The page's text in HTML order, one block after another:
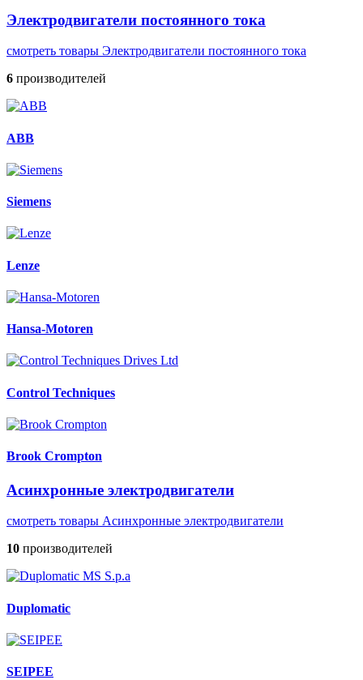
Электродвигатели постоянного тока
смотреть товары Электродвигатели постоянного тока
6 производителей
ABB
Siemens
Lenze
Hansa-Motoren
Control Techniques
Brook Crompton
Асинхронные электродвигатели
смотреть товары Асинхронные электродвигатели
10 производителей
Duplomatic
SEIPEE